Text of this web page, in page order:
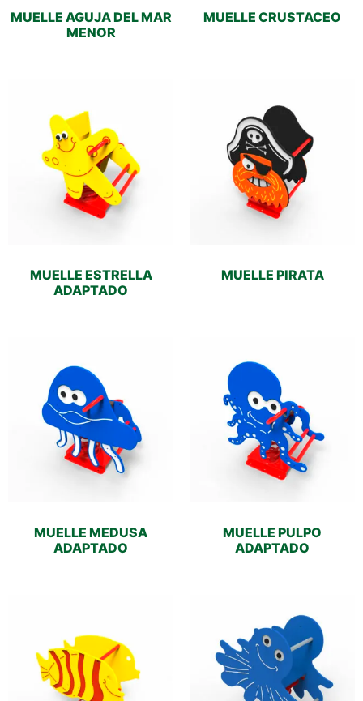
MUELLE AGUJA DEL MAR
MENOR
MUELLE CRUSTACEO
MUELLE ESTRELLA
ADAPTADO
MUELLE PIRATA
MUELLE MEDUSA
ADAPTADO
MUELLE PULPO
ADAPTADO